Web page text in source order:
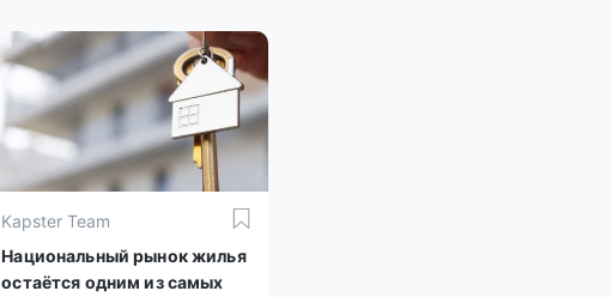
Kapster Team
Национальный рынок жилья
остаётся одним из самых